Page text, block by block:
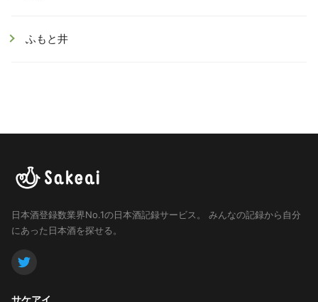
ふもと井
日本酒登録数業界No.1の日本酒記録サービス。
みんなの記録から自分
にあった日本酒を探せる。
サケアイ